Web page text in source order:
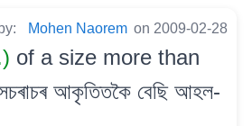
Mohen Naorem on 2009-02-28
of a size more than
আকৃতিতকৈ বেছি আহল-